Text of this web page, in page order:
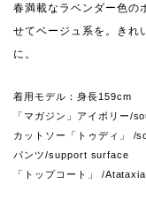
春満載なラベンダー色の
せてベージュ系を。きれ
に。
着用モデル：身長159cm
「マガジン」アイボリー/
カットソー「トゥディ」 /
パンツ/support surface
「トップコート」 /Atataxia